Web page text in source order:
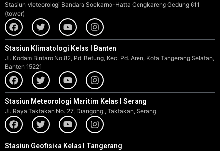
Stasiun Meteorologi Bandara Soekarno-Hatta Cengkareng Gedung 611
(tower)
Stasiun Klimatologi Kelas I Banten
Jl. Kodam Bintaro No.82, Pd. Betung, Kec. Pd. Aren, Kota Tangerang Selatan,
Banten 15221
Stasiun Meteorologi Maritim Kelas I Serang
Jl. Raya Taktakan No. 27, Drangong , Taktakan, Serang
Stasiun Geofisika Kelas I Tangerang